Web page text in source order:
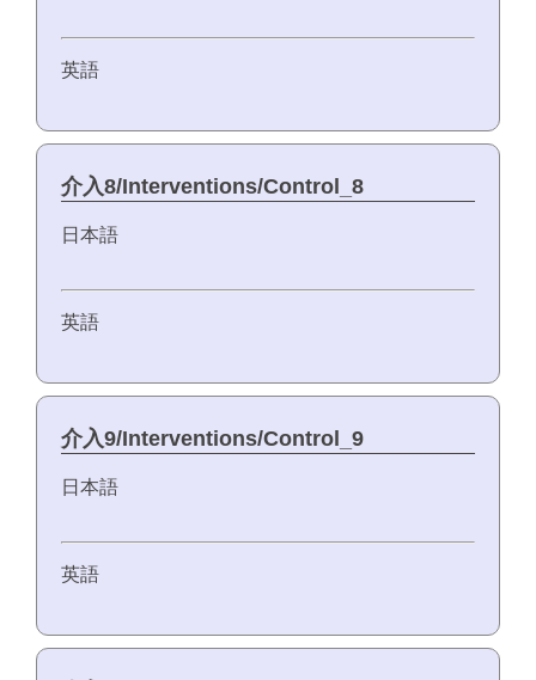
英語
介入8/Interventions/Control_8
日本語
英語
介入9/Interventions/Control_9
日本語
英語